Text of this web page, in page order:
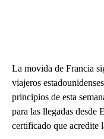
La movida de Francia
viajeros
principios de esta
para las llegadas desde
certificado que acredite